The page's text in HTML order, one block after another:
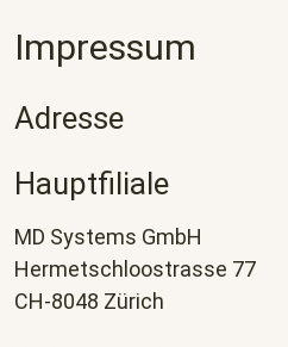
Impressum
Adresse
Hauptfiliale
MD Systems GmbH
Hermetschloostrasse 77
CH-8048 Zürich